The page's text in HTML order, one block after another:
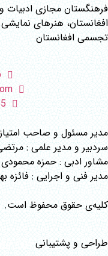
فرهنگستان مجازی ادبیات
افغانستان، هنرهای
تجسمی افغانستان
مدیر مسئول و صاحب
سردبیر و مدیر علمی :
مشاور ادبی : حمزه محمودی
مدیر فنی و اجرایی : فائزه
کلیه‌ی حقوق محفوظ است.
طراحی و پشتیبانی گروه